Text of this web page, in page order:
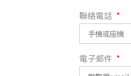
聯絡電話
電子郵件